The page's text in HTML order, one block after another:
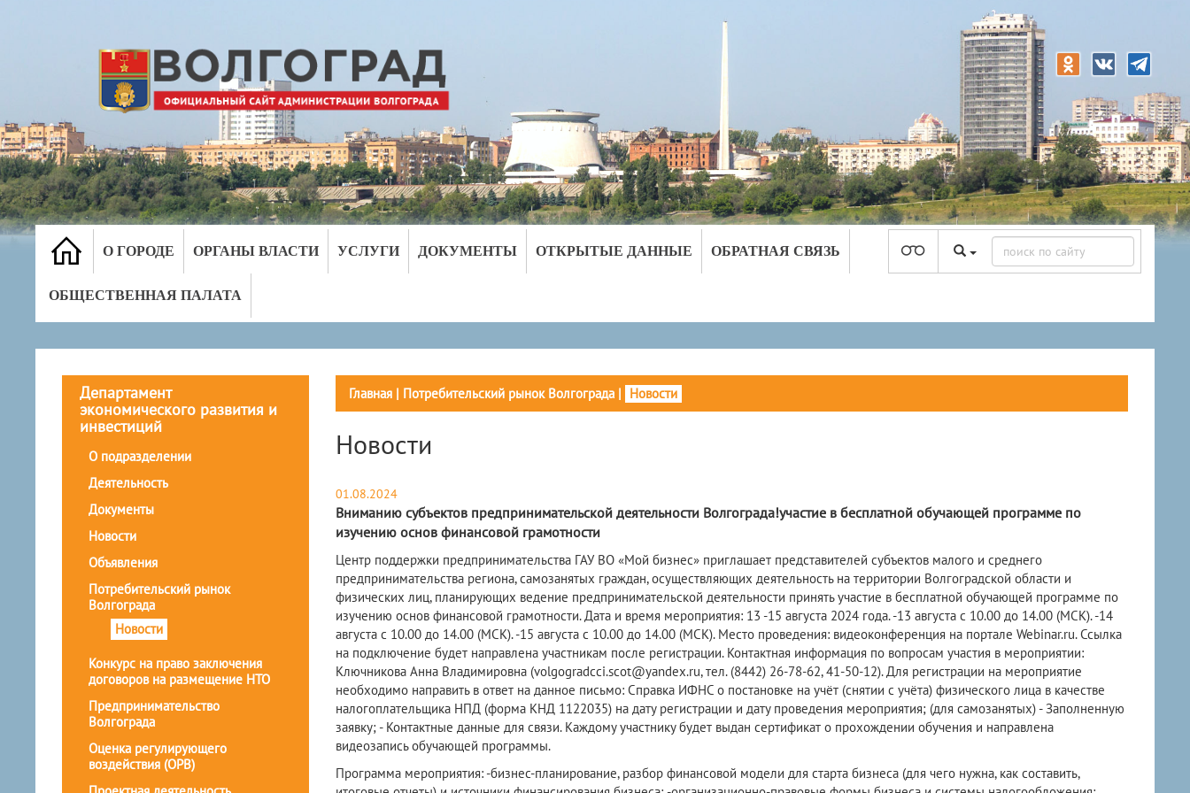
О ГОРОДЕ ОРГАНЫ ВЛАСТИ УСЛУГИ ДОКУМЕНТЫ ОТКРЫТЫЕ ДАННЫЕ ОБРАТНАЯ СВЯЗЬ
ОБЩЕСТВЕННАЯ ПАЛАТА
Департамент
экономического развития и
инвестиций
О подразделении
Деятельность
Документы
Новости
Объявления
Потребительский рынок
Волгограда
Новости
Конкурс на право заключения
договоров на размещение НТО
Предпринимательство
Волгограда
Оценка регулирующего
воздействия (ОРВ)
Главная| Потребительский рынок Волгограда| Новости
Новости
01.08.2024
Вниманию субъектов предпринимательской деятельности Волгограда!участие в бесплатной обучающей программе по
изучению основ финансовой грамотности
Центр поддержки предпринимательства ГАУ ВО «Мой бизнес» приглашает представителей субъектов малого и среднего
предпринимательства региона, самозанятых граждан, осуществляющих деятельность на территории Волгоградской области и
физических лиц, планирующих ведение предпринимательской деятельности принять участие в бесплатной обучающей программе по
изучению основ финансовой грамотности. Дата и время мероприятия: 13 -15 августа 2024 года. -13 августа с 10.00 до 14.00 (МСК). -14
августа с 10.00 до 14.00 (МСК). -15 августа с 10.00 до 14.00 (МСК). Место проведения: видеоконференция на портале Webinar.ru. Ссылка
на подключение будет направлена участникам после регистрации. Контактная информация по вопросам участия в мероприятии:
Ключникова Анна Владимировна (volgogradcci.scot@yandex.ru, тел. (8442) 26-78-62, 41-50-12). Для регистрации на мероприятие
необходимо направить в ответ на данное письмо: Справка ИФНС о постановке на учёт (снятии с учёта) физического лица в качестве
налогоплательщика НПД (форма КНД 1122035) на дату регистрации и дату проведения мероприятия; (для самозанятых) - Заполненную
заявку; - Контактные данные для связи. Каждому участнику будет выдан сертификат о прохождении обучения и направлена
видеозапись обучающей программы.
Программа мероприятия: -бизнес-планирование, разбор финансовой модели для старта бизнеса (для чего нужна, как составить,